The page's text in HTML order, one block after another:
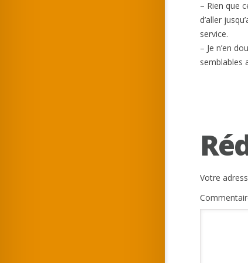
– Rien que
d’aller
service.
– Je n’en
semblables
Votre